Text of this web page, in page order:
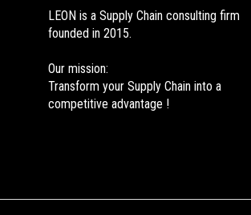
LEON is a Supply Chain consulting firm
founded in 2015.
Our mission:
Transform your Supply Chain into a
competitive advantage !